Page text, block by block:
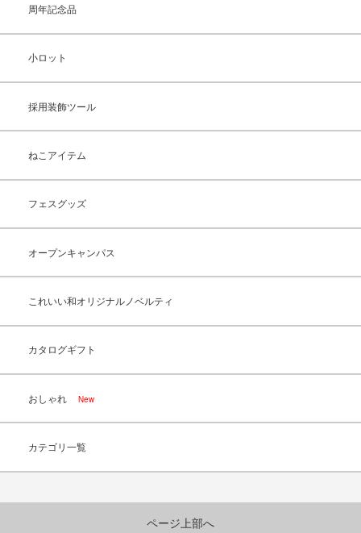
周年記念品
小ロット
採用装飾ツール
ねこアイテム
フェスグッズ
オープンキャンパス
これいい和オリジナルノベルティ
カタログギフト
おしゃれ New
カテゴリ一覧
ページ上部へ